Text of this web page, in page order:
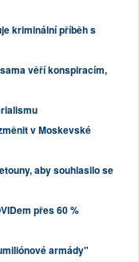
kriminální příběh s
věří konspiracím,
v Moskevské
aby souhlasilo se
přes 60 %
armády"